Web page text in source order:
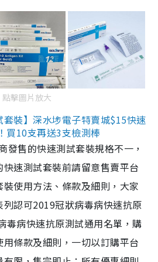
點擊圖片放大
裝】深水埗電子特賣城$15快速
買10支再送3支檢測棒
發售的快速測試套裝規格不一，
速測試套裝前請留意售賣平台
使用方法、條款及細則，大家
認可2019冠狀病毒病快速抗原
毒病快速抗原測試通用名單，購
條款及細則，一切以訂購平台